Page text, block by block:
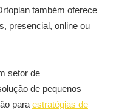
também oferece
presencial, online ou
setor de
de pequenos
para estratégias de